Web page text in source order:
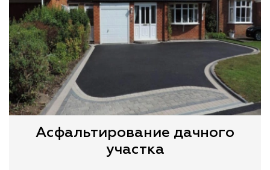
Асфальтирование дачного
участка